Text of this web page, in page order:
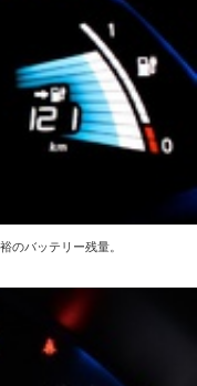
のバッテリー残量。